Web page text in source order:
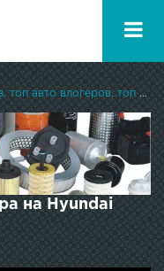
TOPAUTOTUBE.RU - ТОП Авто Блогеров, топ авто влогеров, топ авто ютуберов
на Hyundai